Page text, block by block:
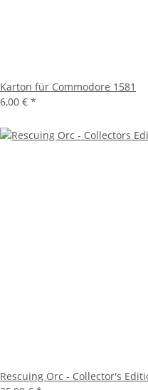
Karton für Commodore 1581
6,00 € *
Rescuing Orc - Collector's